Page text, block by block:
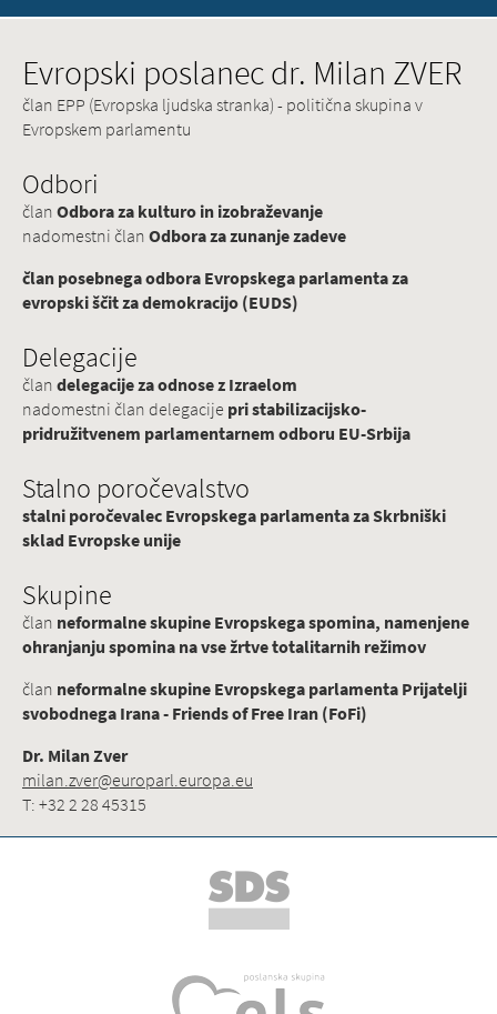
Evropski poslanec dr. Milan ZVER
član EPP (Evropska ljudska stranka) - politična skupina v
Evropskem parlamentu
Odbori
članOdbora za kulturo in izobraževanje
nadomestni članOdbora za zunanje zadeve
član posebnega odbora Evropskega parlamenta za
evropski ščit za demokracijo (EUDS)
Delegacije
člandelegacije za odnose z Izraelom
nadomestni član delegacije pri stabilizacijsko-
pridružitvenem parlamentarnem odboru EU-Srbija
Stalno poročevalstvo
stalni poročevalec Evropskega parlamenta za Skrbniški
sklad Evropske unije
Skupine
član neformalne skupine Evropskega spomina, namenjene
ohranjanju spomina na vse žrtve totalitarnih režimov
član neformalne skupine Evropskega parlamenta Prijatelji
svobodnega Irana - Friends of Free Iran (FoFi)
Dr. Milan Zver
milan.zver@europarl.europa.eu
T: +32 2 28 45315